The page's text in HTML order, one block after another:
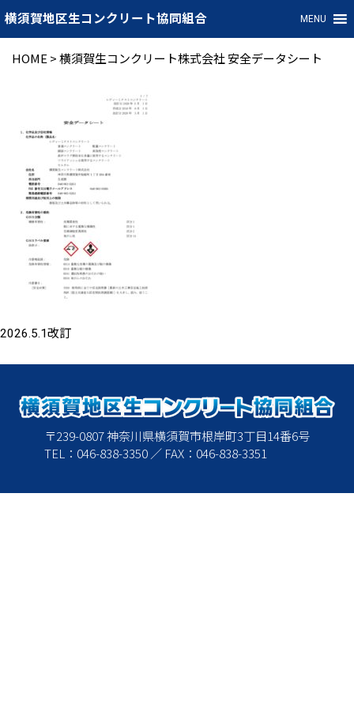
横須賀地区生コンクリート協同組合 MENU
HOME >横須賀生コンクリート株式会社 安全データシート
2026.5.1改訂
〒239-0807 神奈川県横須賀市根岸町3丁目14番6号
TEL：046-838-3350 ／ FAX：046-838-3351